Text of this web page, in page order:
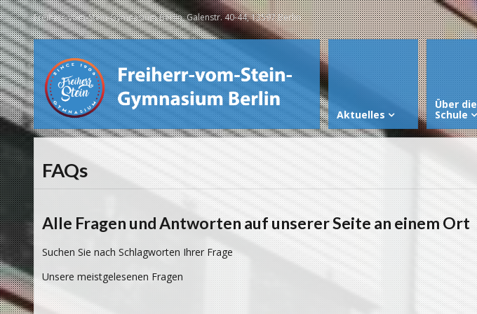
Freiherr-vom-Stein-Gymnasium Berlin, Galenstr. 40-44, 13597 Berlin
Aktuelles
Über die
Schule
FAQs
Alle Fragen und Antworten auf unserer Seite an einem Ort
Suchen Sie nach Schlagworten Ihrer Frage
Unsere meistgelesenen Fragen